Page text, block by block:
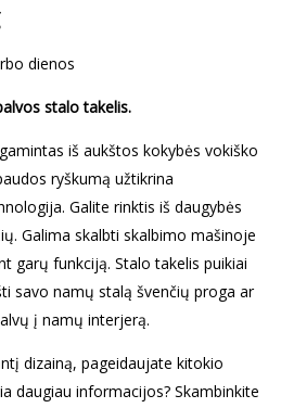
dienos
stalo takelis.
iš aukštos kokybės vokiško
ryškumą užtikrina
Galite rinktis iš daugybės
Galima skalbti skalbimo mašinoje
garų funkciją. Stalo takelis puikiai
savo namų stalą švenčių proga ar
į namų interjerą.
dizainą, pageidaujate kitokio
daugiau informacijos? Skambinkite